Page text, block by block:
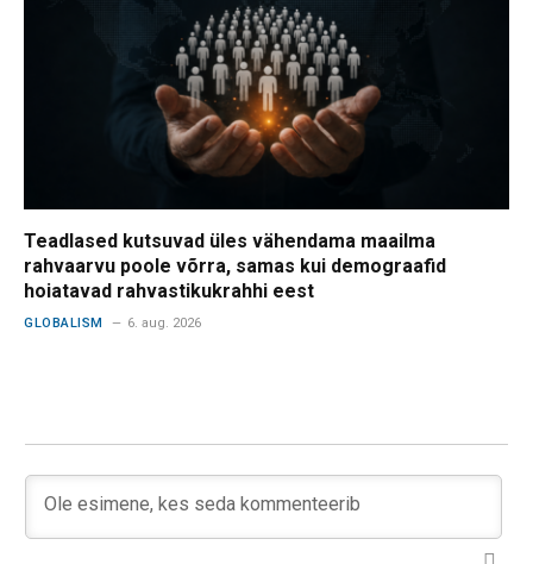
Teadlased kutsuvad üles vähendama maailma
rahvaarvu poole võrra, samas kui demograafid
hoiatavad rahvastikukrahhi eest
GLOBALISM 6. aug. 2026